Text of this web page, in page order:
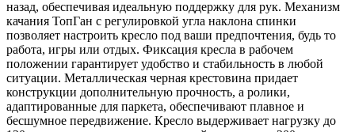
назад, обеспечивая идеальную поддержку для рук. Механизм
качания ТопГан с регулировкой угла наклона спинки
позволяет настроить кресло под ваши предпочтения, будь то
работа, игры или отдых. Фиксация кресла в рабочем
положении гарантирует удобство и стабильность в любой
ситуации. Металлическая черная крестовина придает
конструкции дополнительную прочность, а ролики,
адаптированные для паркета, обеспечивают плавное и
бесшумное передвижение. Кресло выдерживает нагрузку до